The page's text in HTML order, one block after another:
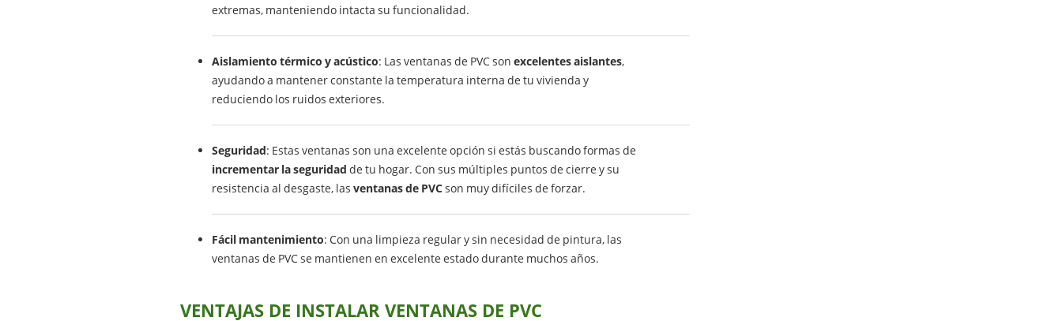
extremas, manteniendo intacta su funcionalidad.
Aislamiento térmico y acústico: Las ventanas de PVC son excelentes aislantes,
ayudando a mantener constante la temperatura interna de tu vivienda y
reduciendo los ruidos exteriores.
Seguridad: Estas ventanas son una excelente opción si estás buscando formas de
incrementar la seguridad de tu hogar. Con sus múltiples puntos de cierre y su
resistencia al desgaste, las ventanas de PVCson muy difíciles de forzar.
Fácil mantenimiento: Con una limpieza regular y sin necesidad de pintura, las
ventanas de PVC se mantienen en excelente estado durante muchos años.
VENTAJAS DE INSTALAR VENTANAS DE PVC